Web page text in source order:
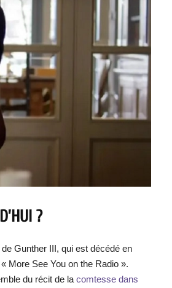
?
Gunther III, qui est décédé en
More See You on the Radio ».
du récit de la comtesse dans